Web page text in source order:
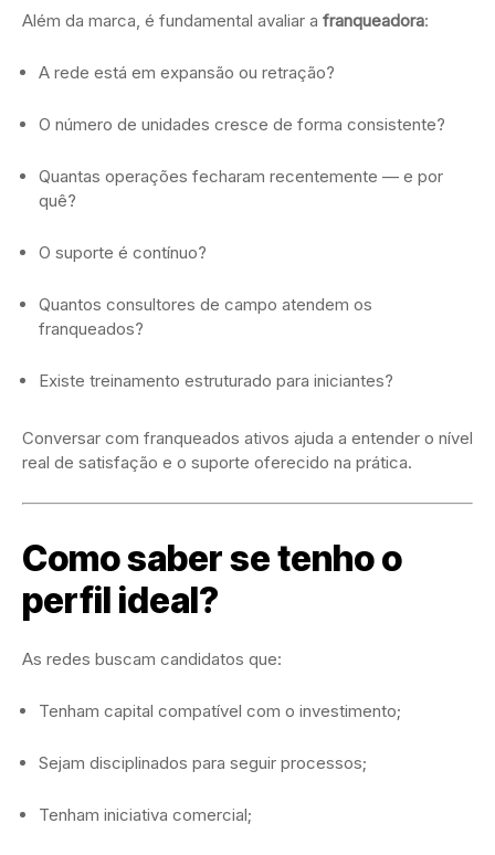
Além da marca, é fundamental avaliar a franqueadora:
A rede está em expansão ou retração?
O número de unidades cresce de forma consistente?
Quantas operações fecharam recentemente — e por
quê?
O suporte é contínuo?
Quantos consultores de campo atendem os
franqueados?
Existe treinamento estruturado para iniciantes?
Conversar com franqueados ativos ajuda a entender o nível
real de satisfação e o suporte oferecido na prática.
Como saber se tenho o
perfil ideal?
As redes buscam candidatos que:
Tenham capital compatível com o investimento;
Sejam disciplinados para seguir processos;
Tenham iniciativa comercial;